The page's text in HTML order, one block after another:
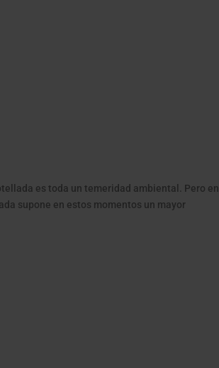
es toda un temeridad ambiental. Pero en
supone en estos momentos un mayor